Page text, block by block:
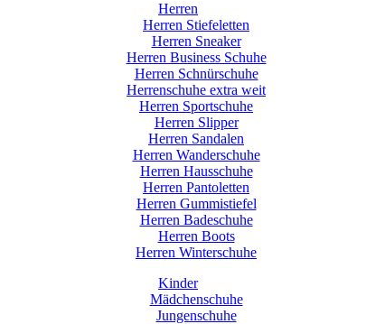
Herren
Herren Stiefeletten
Herren Sneaker
Herren Business Schuhe
Herren Schnürschuhe
Herrenschuhe extra weit
Herren Sportschuhe
Herren Slipper
Herren Sandalen
Herren Wanderschuhe
Herren Hausschuhe
Herren Pantoletten
Herren Gummistiefel
Herren Badeschuhe
Herren Boots
Herren Winterschuhe
Kinder
Mädchenschuhe
Jungenschuhe